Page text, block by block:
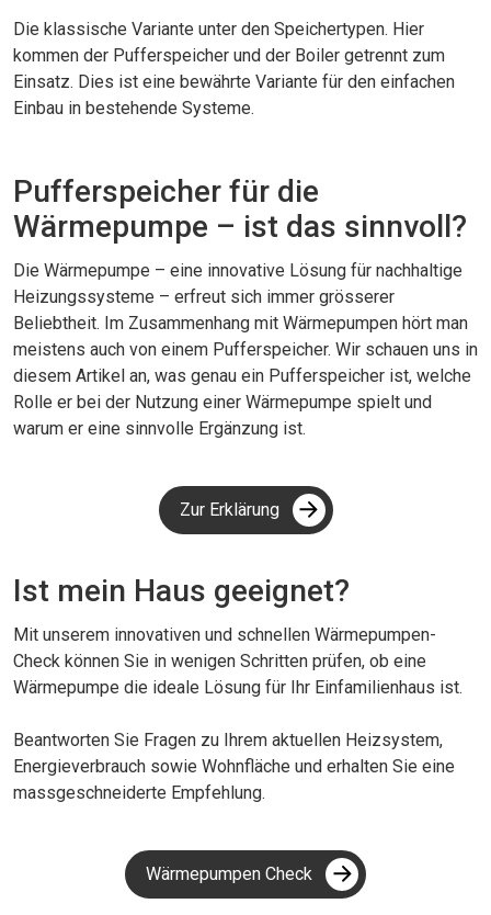
Die klassische Variante unter den Speichertypen. Hier
kommen der Pufferspeicher und der Boiler getrennt zum
Einsatz. Dies ist eine bewährte Variante für den einfachen
Einbau in bestehende Systeme.
Pufferspeicher für die
Wärmepumpe – ist das sinnvoll?
Die Wärmepumpe – eine innovative Lösung für nachhaltige
Heizungssysteme – erfreut sich immer grösserer
Beliebtheit. Im Zusammenhang mit Wärmepumpen hört man
meistens auch von einem Pufferspeicher. Wir schauen uns in
diesem Artikel an, was genau ein Pufferspeicher ist, welche
Rolle er bei der Nutzung einer Wärmepumpe spielt und
warum er eine sinnvolle Ergänzung ist.
Zur Erklärung
Ist mein Haus geeignet?
Mit unserem innovativen und schnellen Wärmepumpen-
Check können Sie in wenigen Schritten prüfen, ob eine
Wärmepumpe die ideale Lösung für Ihr Einfamilienhaus ist.
Beantworten Sie Fragen zu Ihrem aktuellen Heizsystem,
Energieverbrauch sowie Wohnfläche und erhalten Sie eine
massgeschneiderte Empfehlung.
Wärmepumpen Check